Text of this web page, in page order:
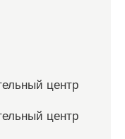
центр
центр